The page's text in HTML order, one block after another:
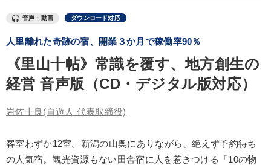
井上和弘の財務力UP 会社のパフォーマンスを高める講話
【3月】音声・映像
オーナー社長の「現場力の経営」＋現場の「儲ける力」をさらに
高める教材２選
業種
製造業 卸売・小売・飲食業 建設・不動産業
音声・動画 ダウンロード対応
人里離れた奇跡の宿、開業３か月で稼働率90％
《里山十帖》常識を覆す、地方創生の
経営 音声版（CD・デジタル版対応）
岩佐十良(自遊人 代表取締役)
客室わずか12室。新潟の山奥にありながら、絶えず予約待ち
の人気宿。観光資源もない田舎宿に人を惹きつける「10の物